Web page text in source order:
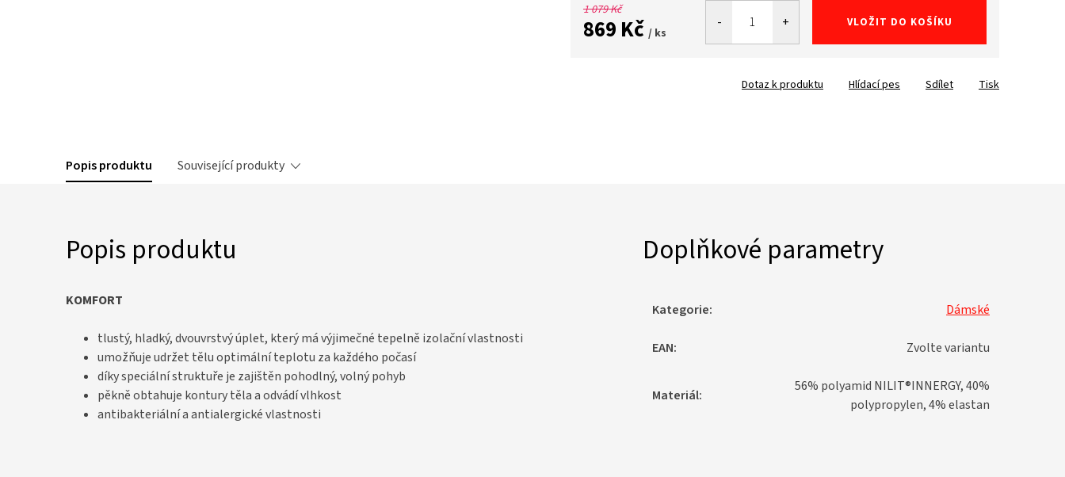
1 079 Kč
869 Kč / ks
VLOŽIT DO KOŠÍKU
Tisk
Dotaz k produktu Hlídací pes Sdílet
Popis produktu Související produkty
Popis produktu
KOMFORT
tlustý, hladký, dvouvrstvý úplet, který má výjimečné tepelně izolační vlastnosti
umožňuje udržet tělu optimální teplotu za každého počasí
díky speciální struktuře je zajištěn pohodlný, volný pohyb
pěkně obtahuje kontury těla a odvádí vlhkost
antibakteriální a antialergické vlastnosti
Doplňkové parametry
Kategorie: Dámské
EAN: Zvolte variantu
Materiál:
56% polyamid NILIT®INNERGY, 40%
polypropylen, 4% elastan